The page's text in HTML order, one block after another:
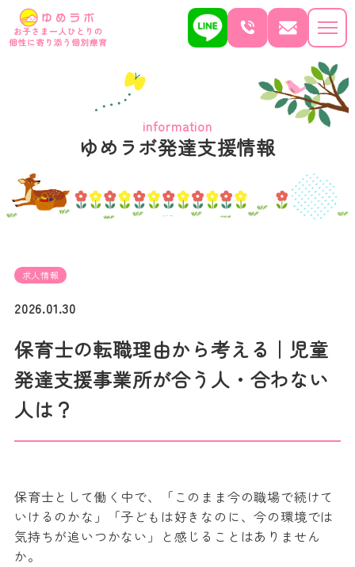
information
ゆめラボ発達支援情報
求人情報
2026.01.30
保育士の転職理由から考える｜児童
発達支援事業所が合う人・合わない
人は？
保育士として働く中で、「このまま今の職場で続けて
いけるのかな」「子どもは好きなのに、今の環境では
気持ちが追いつかない」と感じることはありません
か。